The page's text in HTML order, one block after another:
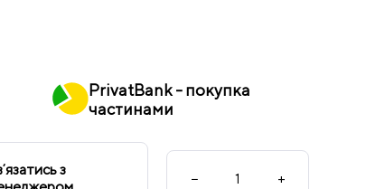
PrivatBank - покупка
частинами
з
− +